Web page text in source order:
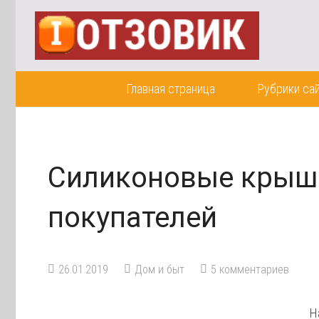
Главная страница Рубрики
Силиконовые
покупателей
26.01.2019 Дом и быт 5 комментариев